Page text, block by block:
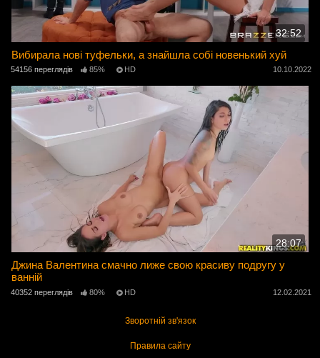
32:52
Вибирала нові туфельки, а знайшла собі новенький хуй
54156 переглядів 85% HD 10.10.2022
28:07
Джина Валентина смачно лиже свою красиву подругу у
ванній
40352 переглядів 80% HD 12.02.2021
Зворотній зв'язок
Правила сайту